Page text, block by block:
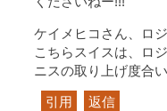
ケイメヒコさん、ロ
こちらスイスは、ロ
ニスの取り上げ度合
引用 返信